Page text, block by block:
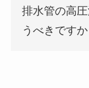
排水管の高
うべきですか